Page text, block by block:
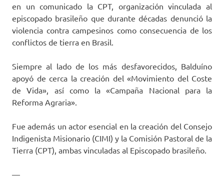
en un comunicado la CPT, organización vinculada al
episcopado brasileño que durante décadas denunció la
violencia contra campesinos como consecuencia de los
conflictos de tierra en Brasil.
Siempre al lado de los más desfavorecidos, Balduíno
apoyó de cerca la creación del «Movimiento del Coste
de Vida», así como la «Campaña Nacional para la
Reforma Agraria».
Fue además un actor esencial en la creación del Consejo
Indigenista Misionario (CIMI) y la Comisión Pastoral de la
Tierra (CPT), ambas vinculadas al Episcopado brasileño.
—